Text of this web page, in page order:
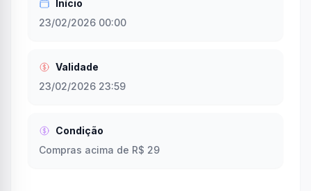
Início
23/02/2026 00:00
Validade
23/02/2026 23:59
Condição
Compras acima de R$ 29